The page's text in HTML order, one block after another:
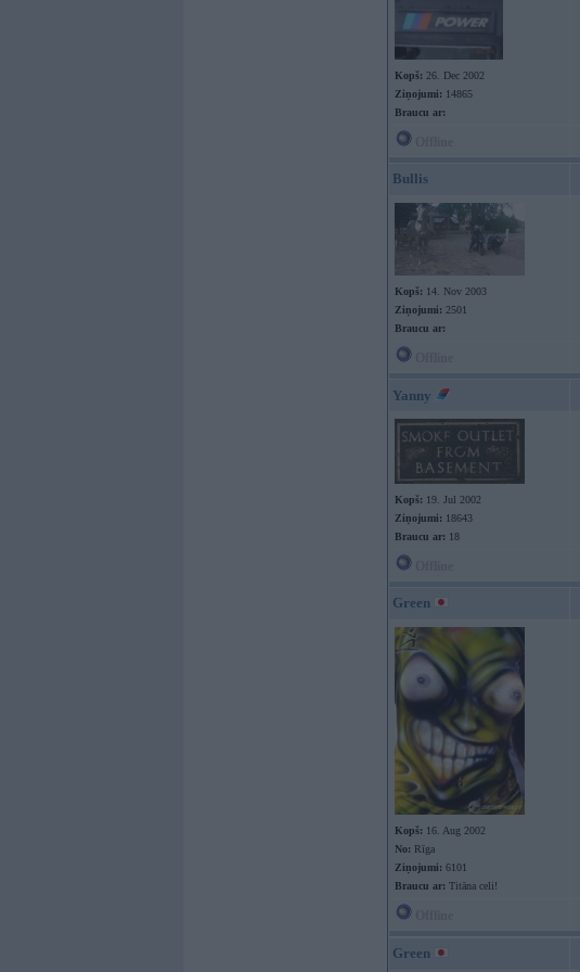
Kopš: 26. Dec 2002
Ziņojumi: 14865
Braucu ar:
Bullis
Kopš: 14. Nov 2003
Ziņojumi: 2501
Braucu ar:
Yanny
Kopš: 19. Jul 2002
Ziņojumi: 18643
Braucu ar: 18
Green
Kopš: 16. Aug 2002
No: Rīga
Ziņojumi: 6101
Braucu ar: Titāna celi!
Green